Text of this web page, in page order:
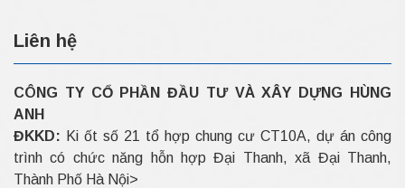
Liên hệ
CÔNG TY CỔ PHẦN ĐẦU TƯ VÀ XÂY DỰNG HÙNG
ANH
ĐKKD: Ki ốt số 21 tổ hợp chung cư CT10A, dự án công
trình có chức năng hỗn hợp Đại Thanh, xã Đại Thanh,
Thành Phố Hà Nội>